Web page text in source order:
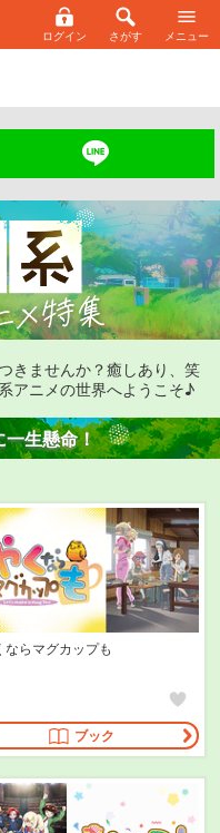
ログイン さがす メニュー
きませんか？癒しあり、笑
アニメの世界へようこそ♪
一生懸命！
ならマグカップも
ブック